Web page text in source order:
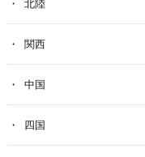
北陸
関西
中国
四国